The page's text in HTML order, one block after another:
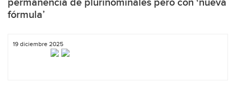
fórmula’
19 diciembre 2025